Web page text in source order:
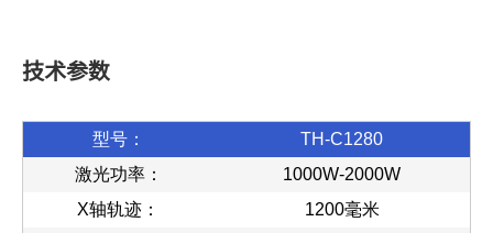
技术参数
型号：
TH-C1280
激光功率：
1000W-2000W
X轴轨迹：
1200毫米